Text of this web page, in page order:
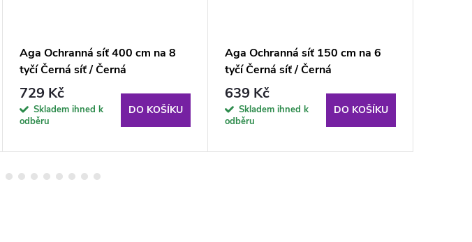
Aga Ochranná síť 400 cm na 8
tyčí Černá síť / Černá
729 Kč
Skladem ihned k
odběru
DO KOŠÍKU
Aga Ochranná síť 150 cm na 6
tyčí Černá síť / Černá
639 Kč
Skladem ihned k
odběru
DO KOŠÍKU